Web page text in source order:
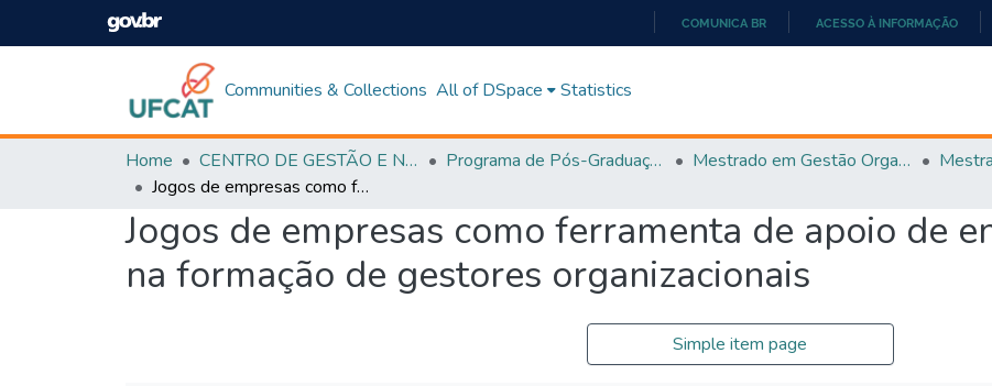
CONTEÚDO
COMUNICA BR ACESSO À INFORMAÇÃO
Communities & Collections All of DSpace Statistics
Home CENTRO DE GESTÃO E NEGÓCIOS Programa de Pós-Graduação em Gestão Organizacional (PPGGO) Mestrado em Gestão Organizacional - PPGGO
Jogos de empresas como ferramenta de apoio de ensino-aprendizagem na formação de gestores organizacionais
Jogos de empresas como ferramenta de apoio de
na formação de gestores organizacionais
Simple item page